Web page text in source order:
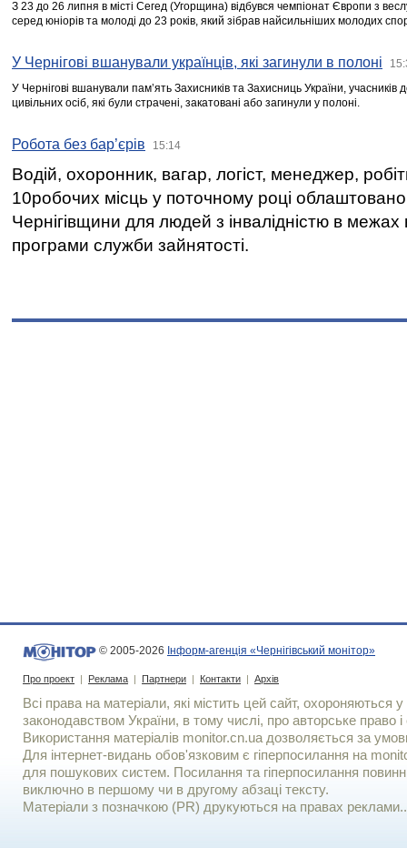
З 23 до 26 липня в місті Сегед (Угорщина) відбувся чемпіонат Європи з
серед юніорів та молоді до 23 років, який зібрав найсильніших молодих
У Чернігові вшанували українців, які загинули в полоні
У Чернігові вшанували пам’ять Захисників та Захисниць України,
цивільних осіб, які були страчені, закатовані або загинули у полоні.
Робота без бар’єрів 15:14
Водій, охоронник, вагар, логіст, менеджер,
10робочих місць у поточному році
Чернігівщини для людей з інвалідністю в межах
програми служби зайнятості.
© 2005-2026 Інформ-агенція «Чернігівський монітор»
Про проект | Реклама | Партнери | Контакти | Архів
Всі права на матеріали, які містить цей сайт, охороняються у
законодавством України, в тому числі, про авторське право і
Використання матерiалiв monitor.cn.ua дозволяється за
Для iнтернет-видань обов'язковим є гiперпосилання на
для пошукових систем. Посилання та гіперпосилання
виключно в першому чи в другому абзаці тексту.
Матеріали з позначкою (PR) друкуються на правах реклами..